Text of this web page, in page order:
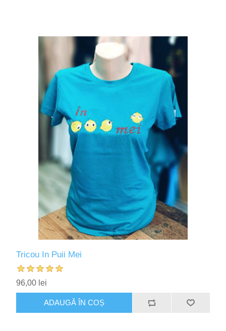
Tricou In Puii Mei
96,00 lei